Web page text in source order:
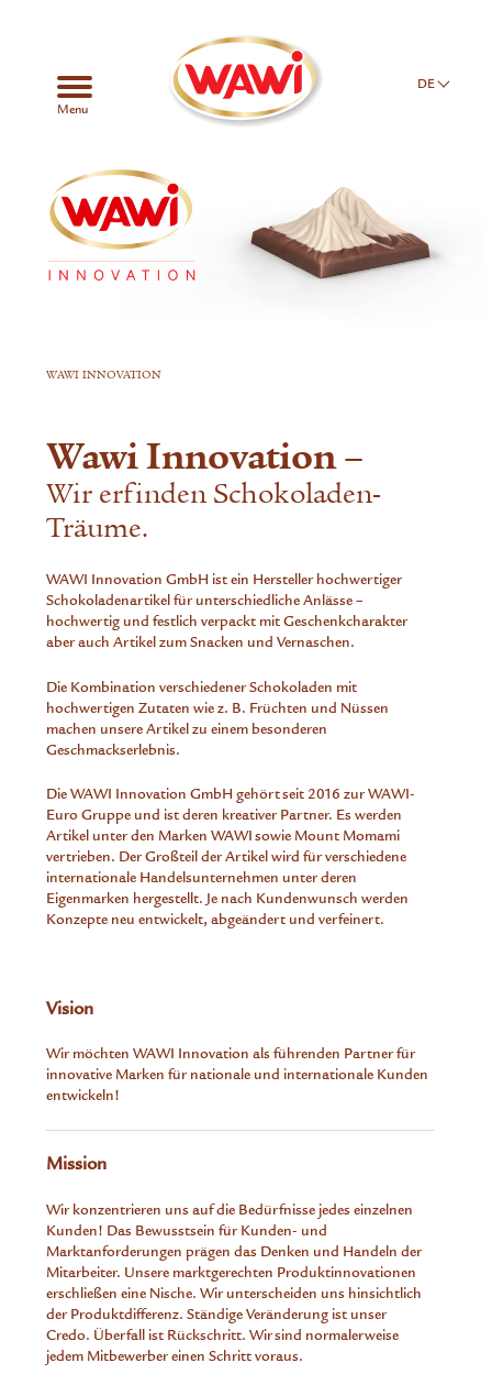
Menu
DE
WAWI INNOVATION
Wawi Innovation –
Wir erfinden Schokoladen-
Träume.
WAWI Innovation GmbH ist ein Hersteller hochwertiger
Schokoladenartikel für unterschiedliche Anlässe –
hochwertig und festlich verpackt mit Geschenkcharakter
aber auch Artikel zum Snacken und Vernaschen.
Die Kombination verschiedener Schokoladen mit
hochwertigen Zutaten wie z. B. Früchten und Nüssen
machen unsere Artikel zu einem besonderen
Geschmackserlebnis.
Die WAWI Innovation GmbH gehört seit 2016 zur WAWI-
Euro Gruppe und ist deren kreativer Partner. Es werden
Artikel unter den Marken WAWI sowie Mount Momami
vertrieben. Der Großteil der Artikel wird für verschiedene
internationale Handelsunternehmen unter deren
Eigenmarken hergestellt. Je nach Kundenwunsch werden
Konzepte neu entwickelt, abgeändert und verfeinert.
Vision
Wir möchten WAWI Innovation als führenden Partner für
innovative Marken für nationale und internationale Kunden
entwickeln!
Mission
Wir konzentrieren uns auf die Bedürfnisse jedes einzelnen
Kunden! Das Bewusstsein für Kunden- und
Marktanforderungen prägen das Denken und Handeln der
Mitarbeiter. Unsere marktgerechten Produktinnovationen
erschließen eine Nische. Wir unterscheiden uns hinsichtlich
der Produktdifferenz. Ständige Veränderung ist unser
Credo. Überfall ist Rückschritt. Wir sind normalerweise
jedem Mitbewerber einen Schritt voraus.